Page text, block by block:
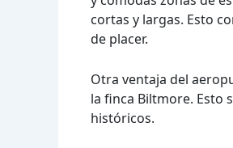
cortas y largas. Esto
de placer.
Otra ventaja del
la finca Biltmore. Esto
históricos.